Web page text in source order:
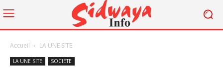
Accueil LA UNE SITE
LA UNE SITE SOCIETE